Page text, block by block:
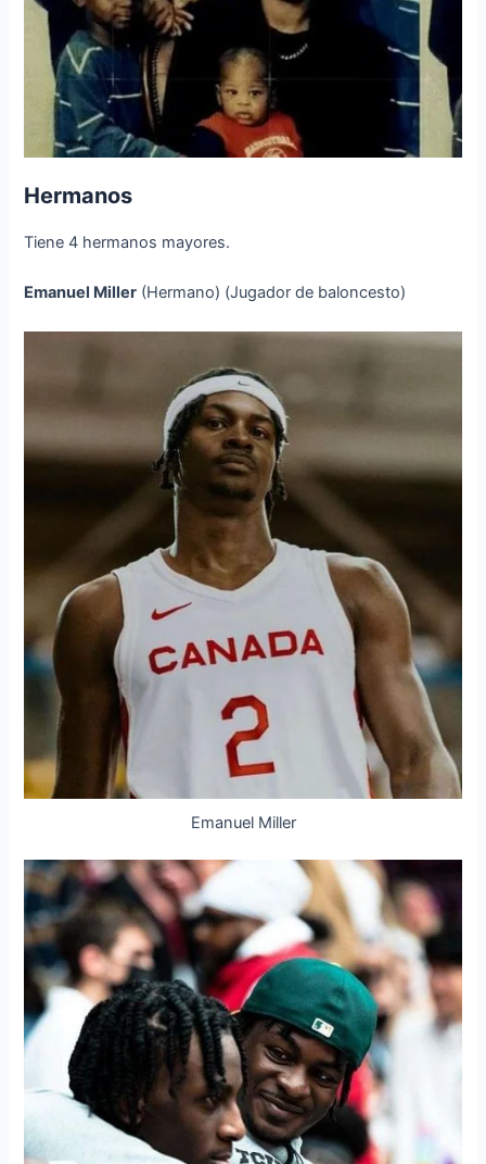
Hermanos
Tiene 4 hermanos mayores.
Emanuel Miller (Hermano) (Jugador de baloncesto)
Emanuel Miller